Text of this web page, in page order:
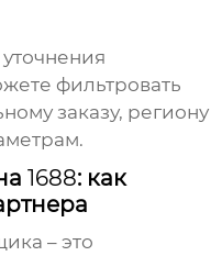
фильтровать
заказу, региону
1688: как
– это